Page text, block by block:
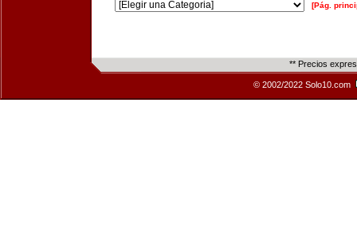
[Pág.
** Precios
© 2002/2022 Solo10.com